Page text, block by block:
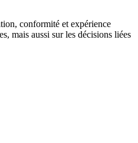
conformité et expérience
mais aussi sur les décisions liées